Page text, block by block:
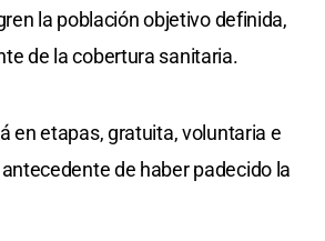
la población objetivo definida,
de la cobertura sanitaria.
en etapas, gratuita, voluntaria e
de haber padecido la